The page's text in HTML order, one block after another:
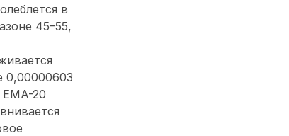
в
45–55,
0,00000603
EMA-20